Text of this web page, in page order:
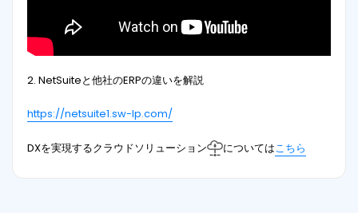
2. NetSuiteと他社のERPの違いを解説
https://netsuite1.sw-lp.com/
DXを実現するクラウドソリューション についてはこちら